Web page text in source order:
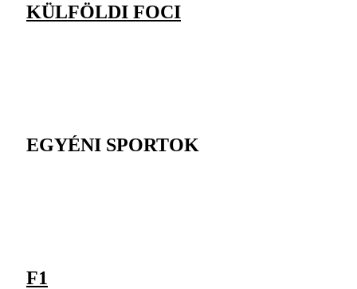
KÜLFÖLDI FOCI
EGYÉNI SPORTOK
F1